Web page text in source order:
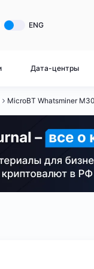
ENG
Дата-центры
Готовый
Готовый
Готовый
Готовый
Готовый
MicroBT Whatsminer